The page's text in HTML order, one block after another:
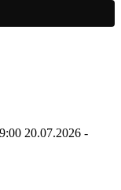
20.07.2026 -